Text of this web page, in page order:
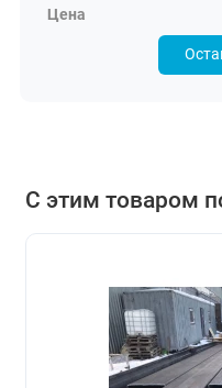
С этим товаром